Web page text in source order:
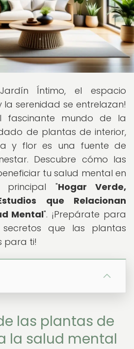
Íntimo, el espacio
serenidad se entrelazan!
fascinante mundo de la
de plantas de interior,
y flor es una fuente de
Descubre cómo las
tu salud mental en
principal "Hogar Verde,
que Relacionan
Mental". ¡Prepárate para
que las plantas
para ti!
las plantas de
la salud mental